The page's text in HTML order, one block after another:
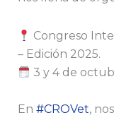
Congreso
– Edición 2025.
3 y 4 de
En #CROVet,